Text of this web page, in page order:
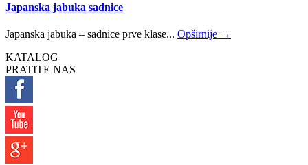
Japanska jabuka sadnice
Japanska jabuka – sadnice prve klase... Opširnije →
KATALOG
PRATITE NAS